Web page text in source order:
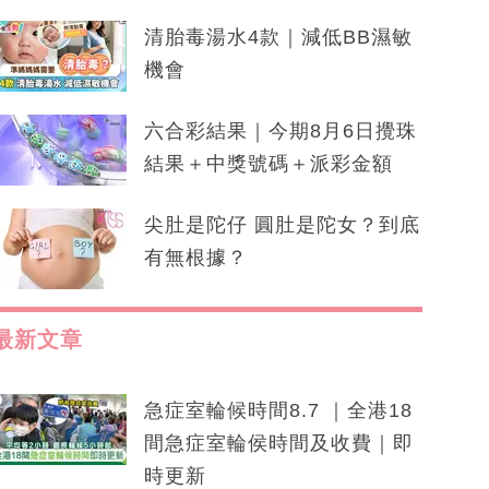
清胎毒湯水4款｜減低BB濕敏
機會
六合彩結果｜今期8月6日攪珠
結果＋中獎號碼＋派彩金額
尖肚是陀仔 圓肚是陀女？到底
有無根據？
新文章
急症室輪候時間8.7 ｜全港18
間急症室輪侯時間及收費｜即
時更新